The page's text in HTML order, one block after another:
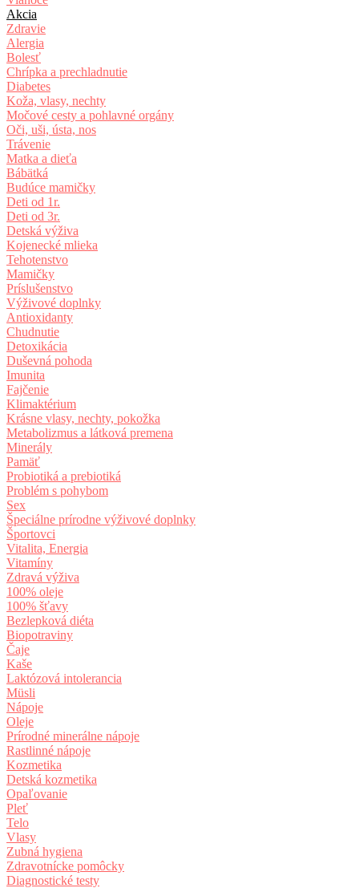
Akcia
Zdravie
Alergia
Bolesť
Chrípka a prechladnutie
Diabetes
Koža, vlasy, nechty
Močové cesty a pohlavné orgány
Oči, uši, ústa, nos
Trávenie
Matka a dieťa
Bábätká
Budúce mamičky
Deti od 1r.
Deti od 3r.
Detská výživa
Kojenecké mlieka
Tehotenstvo
Mamičky
Príslušenstvo
Výživové doplnky
Antioxidanty
Chudnutie
Detoxikácia
Duševná pohoda
Imunita
Fajčenie
Klimaktérium
Krásne vlasy, nechty, pokožka
Metabolizmus a látková premena
Minerály
Pamäť
Probiotiká a prebiotiká
Problém s pohybom
Sex
Špeciálne prírodne výživové doplnky
Športovci
Vitalita, Energia
Vitamíny
Zdravá výživa
100% oleje
100% šťavy
Bezlepková diéta
Biopotraviny
Čaje
Kaše
Laktózová intolerancia
Müsli
Nápoje
Oleje
Prírodné minerálne nápoje
Rastlinné nápoje
Kozmetika
Detská kozmetika
Opaľovanie
Pleť
Telo
Vlasy
Zubná hygiena
Zdravotnícke pomôcky
Diagnostické testy